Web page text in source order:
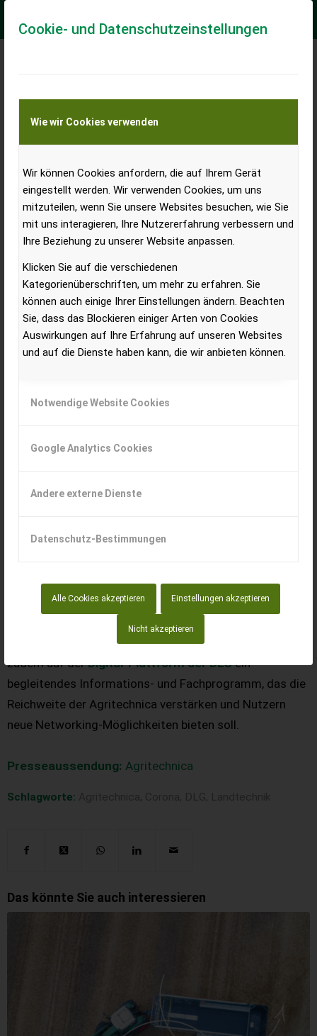
Cookie- und Datenschutzeinstellungen
Wie wir Cookies verwenden
Wir können Cookies anfordern, die auf Ihrem Gerät
eingestellt werden. Wir verwenden Cookies, um uns
mitzuteilen, wenn Sie unsere Websites besuchen, wie Sie
mit uns interagieren, Ihre Nutzererfahrung verbessern und
Ihre Beziehung zu unserer Website anpassen.
Klicken Sie auf die verschiedenen
Kategorienüberschriften, um mehr zu erfahren. Sie
können auch einige Ihrer Einstellungen ändern. Beachten
Sie, dass das Blockieren einiger Arten von Cookies
Auswirkungen auf Ihre Erfahrung auf unseren Websites
und auf die Dienste haben kann, die wir anbieten können.
Notwendige Website Cookies
Google Analytics Cookies
Andere externe Dienste
Datenschutz-Bestimmungen
Alle Cookies akzeptieren Einstellungen akzeptieren
Nicht akzeptieren
verschoben
Der neue Termin für die Agritechnica ist der 27.
Februar bis 5. März 2022
Der Organisator
der andauernden Corona-Pandemie sowie der
DLG, der VDMA Landtechnik sowie der Ausstellerbeirat
Zeitpunkt keine ausreichende Planungssicherheit für die
weltgrößte Landtechnikmesse im November 2021.
Der neue Termin für die Agritechnica ist der 27.
Februar bis 5. März 2022.Ab November 2021 startet
zudem auf derDigital-Plattform der DLGein
begleitendes Informations- und Fachprogramm, das die
Reichweite der Agritechnica verstärken und Nutzern
neue Networking-Möglichkeiten bieten soll.
Presseaussendung: Agritechnica
Schlagworte:
Das könnte Sie auch interessieren